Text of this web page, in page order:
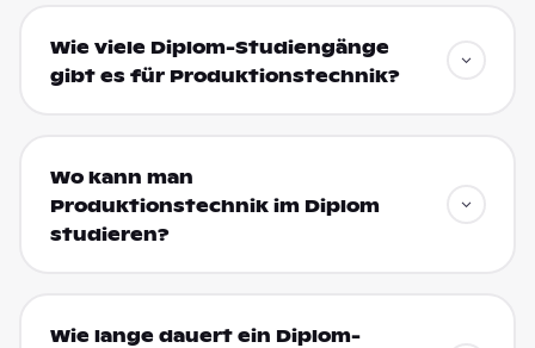
Wie viele Diplom-Studiengänge
gibt es für Produktionstechnik?
Wo kann man
Produktionstechnik im Diplom
studieren?
Wie lange dauert ein Diplom-